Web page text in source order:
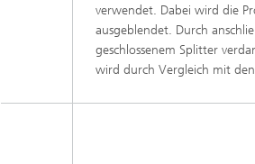
verwendet. Dabei wird die
ausgeblendet. Durch
geschlossenem Splitter
wird durch Vergleich mit